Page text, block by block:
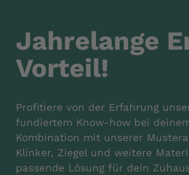
Jahrelange
Vorteil!
Profitiere von der Erfahrung
fundiertem Know-how bei
Kombination mit unserer
Klinker, Ziegel und weitere
passende Lösung für dein